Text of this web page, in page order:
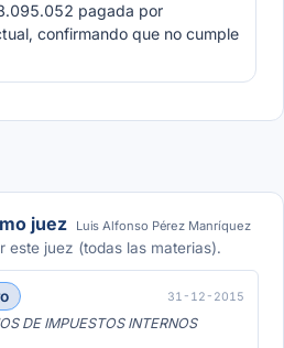
pagada por
confirmando que no cumple
juez Luis Alfonso Pérez Manríquez
este juez (todas las materias).
31-12-2015
DE IMPUESTOS INTERNOS